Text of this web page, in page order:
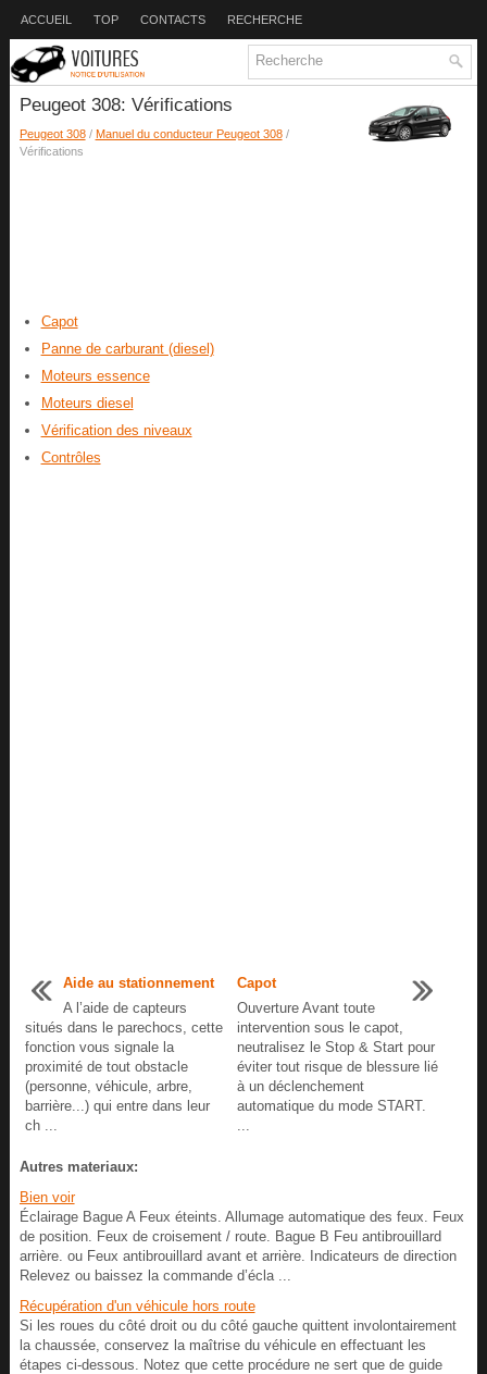
ACCUEIL TOP CONTACTS RECHERCHE
Peugeot 308: Vérifications
Peugeot 308/ Manuel du conducteur Peugeot 308/
Vérifications
Capot
Panne de carburant (diesel)
Moteurs essence
Moteurs diesel
Vérification des niveaux
Contrôles
Aide au stationnement
A l’aide de capteurs
situés dans le parechocs, cette
fonction vous signale la
proximité de tout obstacle
(personne, véhicule, arbre,
barrière...) qui entre dans leur
ch ...
Capot
Ouverture Avant toute
intervention sous le capot,
neutralisez le Stop & Start pour
éviter tout risque de blessure lié
à un déclenchement
automatique du mode START.
Autres materiaux:
Bien voir
Éclairage Bague A Feux éteints. Allumage automatique des feux. Feux
de position. Feux de croisement / route. Bague B Feu antibrouillard
arrière. ou Feux antibrouillard avant et arrière. Indicateurs de direction
Relevez ou baissez la commande d’écla ...
Récupération d'un véhicule hors route
Si les roues du côté droit ou du côté gauche quittent involontairement
la chaussée, conservez la maîtrise du véhicule en effectuant les
étapes ci-dessous. Notez que cette procédure ne sert que de guide